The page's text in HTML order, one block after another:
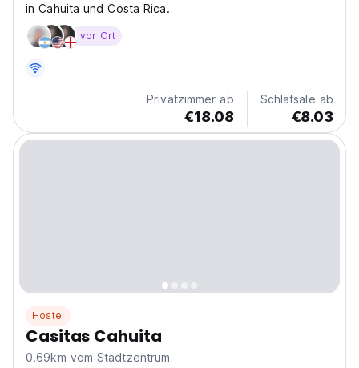
in Cahuita und Costa Rica.
vor Ort
Privatzimmer ab
€18.08
Schlafsäle ab
€8.03
Hostel
Casitas Cahuita
0.69km vom Stadtzentrum